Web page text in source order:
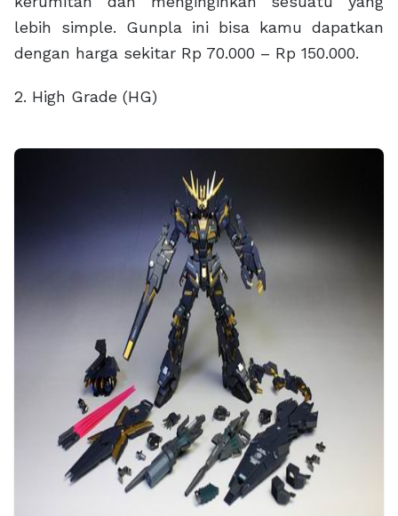
lebih simple. Gunpla ini bisa kamu dapatkan
dengan harga sekitar Rp 70.000 – Rp 150.000.
2. High Grade (HG)